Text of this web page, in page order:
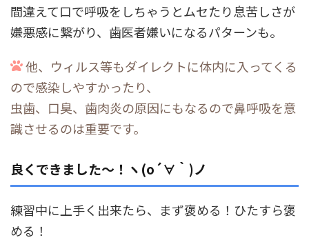
間違えて口で呼吸をしちゃうとムセたり息苦しさが
嫌悪感に繋がり、歯医者嫌いになるパターンも。
他、ウィルス等もダイレクトに体内に入ってくる
ので感染しやすかったり、
虫歯、口臭、歯肉炎の原因にもなるので鼻呼吸を意
識させるのは重要です。
良くできました～！ヽ(o´∀｀)ノ
練習中に上手く出来たら、まず褒める！ひたすら褒
める！